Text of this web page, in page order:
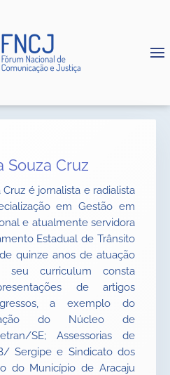
Souza Cruz
é jornalista e radialista
em Gestão em
e atualmente servidora
Estadual de Trânsito
quinze anos de atuação
seu curriculum consta
de artigos
a exemplo do
do Núcleo de
SE; Assessorias de
Sergipe e Sindicato dos
do Município de Aracaju